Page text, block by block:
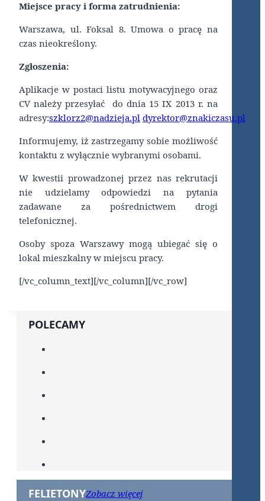
Miejsce pracy i forma zatrudnienia:
Warszawa, ul. Foksal 8. Umowa o pracę na
czas nieokreślony.
Zgłoszenia:
Aplikacje w postaci listu motywacyjnego oraz
CV należy przesyłać do dnia 15 IX 2013 r. na
adresy:szklorz2@nadzieja.pl dyrektor@znakiczasu.pl
Informujemy, iż zastrzegamy sobie możliwość
kontaktu z wyłącznie wybranymi osobami.
W kwestii prowadzonej przez nas rekrutacji
nie udzielamy odpowiedzi na pytania
zadawane za pośrednictwem drogi
telefonicznej.
Osoby spoza Warszawy mogą ubiegać się o
lokal mieszkalny w miejscu pracy.
[/vc_column_text][/vc_column][/vc_row]
POLECAMY
FELIETONYZobacz więcej